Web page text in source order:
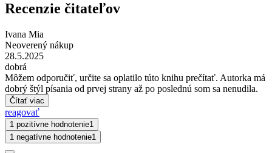
Recenzie čitateľov
Ivana Mia
Neoverený nákup
28.5.2025
dobrá
Môžem odporučiť, určite sa oplatilo túto knihu prečítať. Autorka má
dobrý štýl písania od prvej strany až po poslednú som sa nenudila.
Čítať viac
reagovať
1 pozitívne hodnotenie1
1 negatívne hodnotenie1